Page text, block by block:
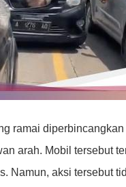
ramai
arah. Mobil tersebut
Namun, aksi tersebut